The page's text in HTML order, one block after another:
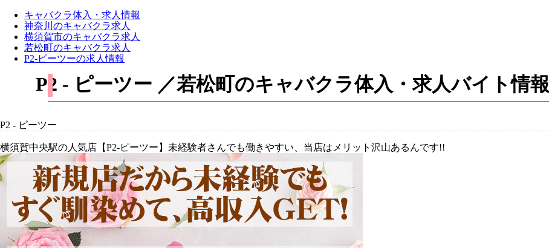
キャバクラ体入・求人情報
神奈川のキャバクラ求人
横須賀市のキャバクラ求人
若松町のキャバクラ求人
P2-ピーツーの求人情報
P2 - ピーツー ／若松町のキャバクラ体入・求人バイト情報
P2 - ピーツー
横須賀中央駅の人気店【P2-ピーツー】未経験者さんでも働きやすい、当店はメリット沢山あるんです!!